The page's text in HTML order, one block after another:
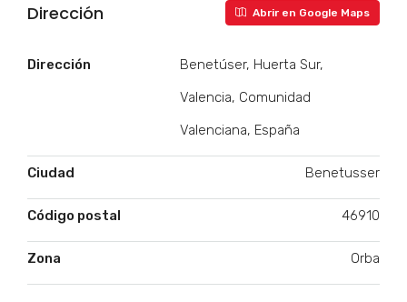
Dirección Abrir en Google Maps
Dirección
Benetúser, Huerta Sur,
Valencia, Comunidad
Valenciana, España
Ciudad Benetusser
Código postal 46910
Zona Orba